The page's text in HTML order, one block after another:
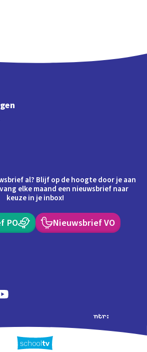
al? Blijf op de hoogte door je aan
elke maand een nieuwsbrief naar
keuze in je inbox!
PO Nieuwsbrief VO